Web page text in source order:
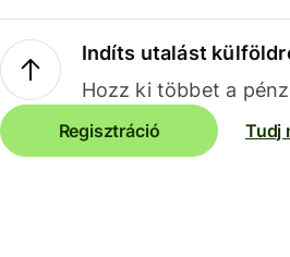
Indíts utalást
Hozz ki többet a
Regisztráció Tudj